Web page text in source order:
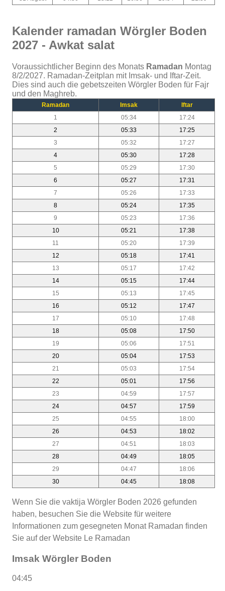
Kalender ramadan Wörgler Boden
2027 - Awkat salat
Voraussichtlicher Beginn des Monats Ramadan Montag
8/2/2027. Ramadan-Zeitplan mit Imsak- und Iftar-Zeit.
Dies sind auch die gebetszeiten Wörgler Boden für Fajr
und den Maghreb.
Ramadan Imsak
Iftar
1
05:34
17:24
2
05:33
17:25
3
05:32
17:27
4
05:30
17:28
5
05:29
17:30
6
05:27
17:31
7
05:26
17:33
8
05:24
17:35
9
05:23
17:36
10
05:21
17:38
11
05:20
17:39
12
05:18
17:41
13
05:17
17:42
14
05:15
17:44
15
05:13
17:45
16
05:12
17:47
17
05:10
17:48
18
05:08
17:50
19
05:06
17:51
20
05:04
17:53
21
05:03
17:54
22
05:01
17:56
23
04:59
17:57
24
04:57
17:59
25
04:55
18:00
26
04:53
18:02
27
04:51
18:03
28
04:49
18:05
29
04:47
18:06
30
04:45 18:08
Wenn Sie die vaktija Wörgler Boden 2026 gefunden
haben, besuchen Sie die Website für weitere
Informationen zum gesegneten Monat Ramadan finden
Sie auf der Website Le Ramadan
Imsak Wörgler Boden
04:45